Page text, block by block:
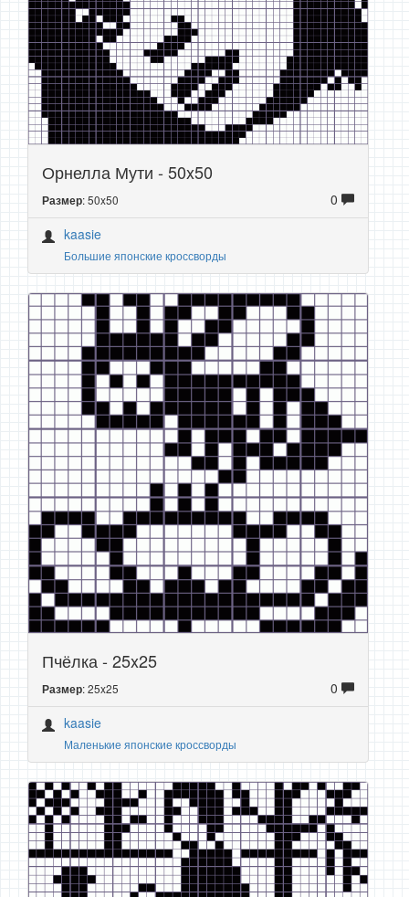
Орнелла Мути - 50x50
Размер: 50x50
0
kaasie
Большие японские кроссворды
Пчёлка - 25x25
Размер: 25x25
0
kaasie
Маленькие японские кроссворды